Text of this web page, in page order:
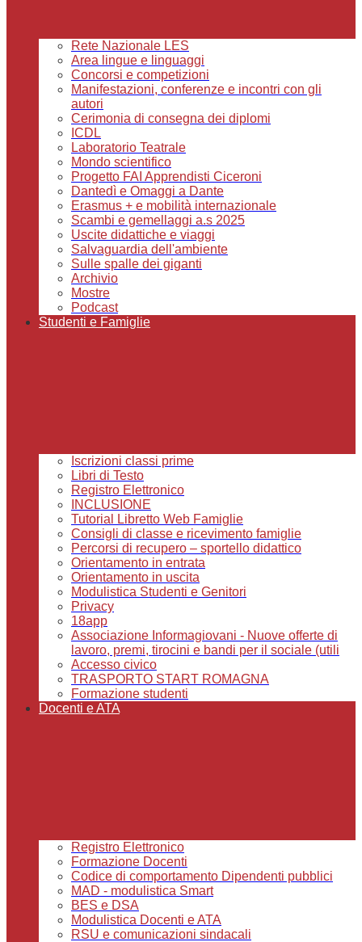
Rete Nazionale LES
Area lingue e linguaggi
Concorsi e competizioni
Manifestazioni, conferenze e incontri con gli
autori
Cerimonia di consegna dei diplomi
ICDL
Laboratorio Teatrale
Mondo scientifico
Progetto FAI Apprendisti Ciceroni
Dantedì e Omaggi a Dante
Erasmus + e mobilità internazionale
Scambi e gemellaggi a.s 2025
Uscite didattiche e viaggi
Salvaguardia dell'ambiente
Sulle spalle dei giganti
Archivio
Mostre
Podcast
Studenti e Famiglie
Iscrizioni classi prime
Libri di Testo
Registro Elettronico
INCLUSIONE
Tutorial Libretto Web Famiglie
Consigli di classe e ricevimento famiglie
Percorsi di recupero – sportello didattico
Orientamento in entrata
Orientamento in uscita
Modulistica Studenti e Genitori
Privacy
18app
Associazione Informagiovani - Nuove offerte di
lavoro, premi, tirocini e bandi per il sociale (utili
Accesso civico
TRASPORTO START ROMAGNA
Formazione studenti
Docenti e ATA
Registro Elettronico
Formazione Docenti
Codice di comportamento Dipendenti pubblici
MAD - modulistica Smart
BES e DSA
Modulistica Docenti e ATA
RSU e comunicazioni sindacali